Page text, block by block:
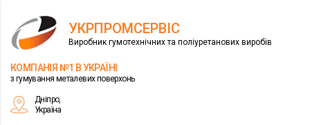
УКРПРОМСЕРВІС
Виробник гумотехнічних та поліуретанових виробів
КОМПАНІЯ №1 В УКРАЇНІ
з гумування металевих поверхонь
Дніпро,
Україна